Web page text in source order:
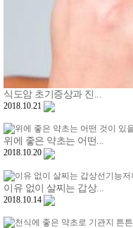
식도암 초기증상과 진...
2018.10.21
위에 좋은 약초는 어떤...
2018.10.20
이유 없이 살찌는 갑상...
2018.10.14